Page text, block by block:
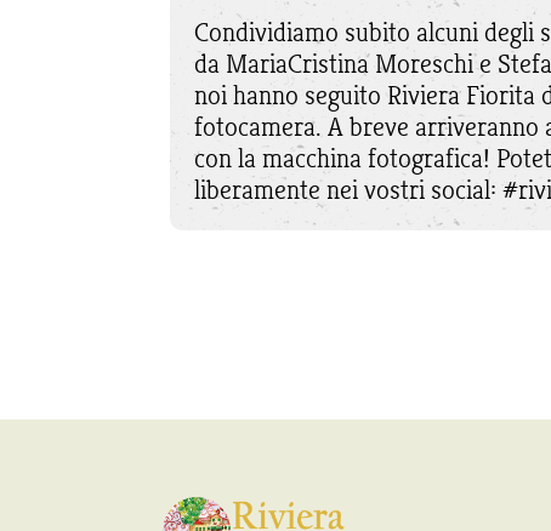
Condividiamo subito alcuni degli
da MariaCristina Moreschi e
noi hanno seguito Riviera Fiorita
fotocamera. A breve arriveranno
con la macchina fotografica!
liberamente nei vostri social: